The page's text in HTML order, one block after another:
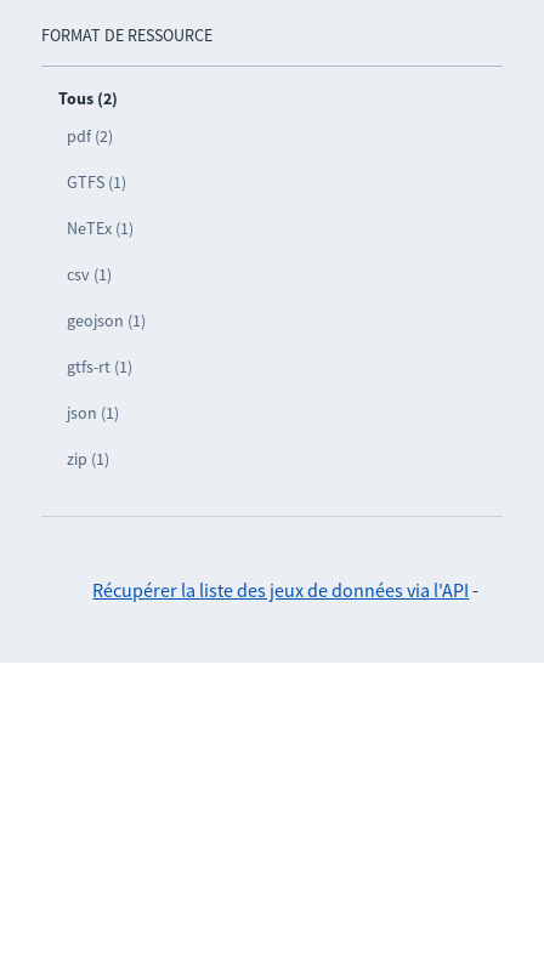
FORMAT DE RESSOURCE
Tous (2)
pdf (2)
GTFS (1)
NeTEx (1)
csv (1)
geojson (1)
gtfs-rt (1)
json (1)
zip (1)
Récupérer la liste des jeux de données via l'API -